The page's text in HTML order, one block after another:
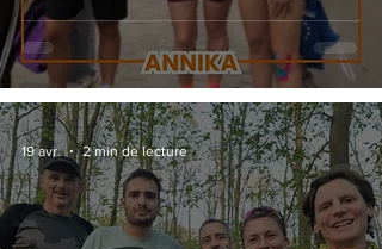
19 avr. 2 min de lecture